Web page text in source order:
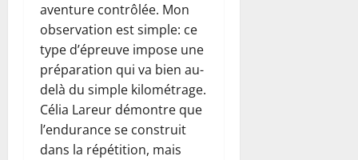
aventure contrôlée. Mon
observation est simple: ce
type d’épreuve impose une
préparation qui va bien au-
delà du simple kilométrage.
Célia Lareur démontre que
l’endurance se construit
dans la répétition, mais